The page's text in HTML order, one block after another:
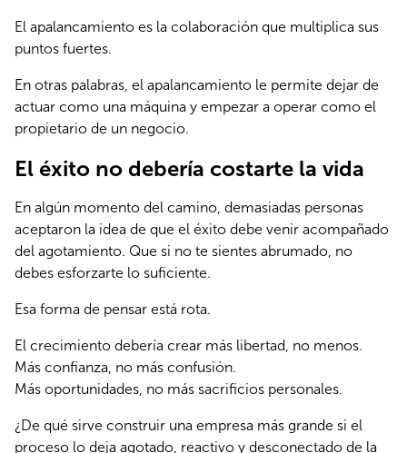
El apalancamiento es la colaboración que multiplica sus
puntos fuertes.
En otras palabras, el apalancamiento le permite dejar de
actuar como una máquina y empezar a operar como el
propietario de un negocio.
El éxito no debería costarte la vida
En algún momento del camino, demasiadas personas
aceptaron la idea de que el éxito debe venir acompañado
del agotamiento. Que si no te sientes abrumado, no
debes esforzarte lo suficiente.
Esa forma de pensar está rota.
El crecimiento debería crear más libertad, no menos.
Más confianza, no más confusión.
Más oportunidades, no más sacrificios personales.
¿De qué sirve construir una empresa más grande si el
proceso lo deja agotado, reactivo y desconectado de la